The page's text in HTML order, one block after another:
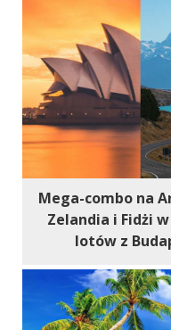
Mega-combo na
Zelandia i Fidżi
lotów z